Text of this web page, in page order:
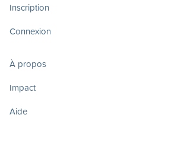
Inscription
Connexion
À propos
Impact
Aide